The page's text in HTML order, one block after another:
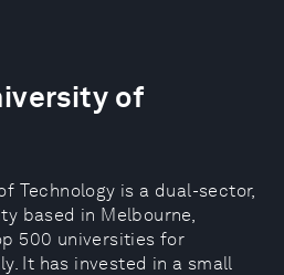
of
Technology is a dual-sector,
based in Melbourne,
500 universities for
It has invested in a small